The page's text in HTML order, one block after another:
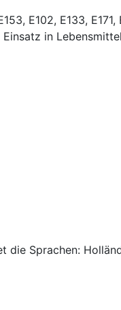
E102, E133,
in
Sprachen: